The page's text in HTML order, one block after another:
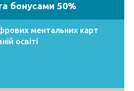
бонусами 50%
ментальних карт
освіті